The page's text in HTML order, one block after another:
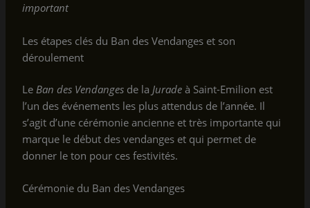
important
Les étapes clés du Ban des Vendanges et son
déroulement
Le Ban des Vendangesde la Juradeà Saint-Emilion est
l’un des événements les plus attendus de l’année. Il
s’agit d’une cérémonie ancienne et très importante qui
marque le début des vendanges et qui permet de
donner le ton pour ces festivités.
Cérémonie du Ban des Vendanges